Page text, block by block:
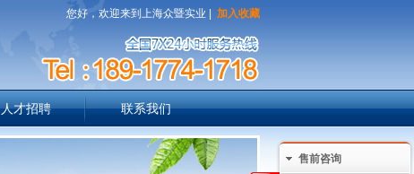
您好，欢迎来到上海众暨实业 | 加入收藏
人才招聘 联系我们
售前咨询